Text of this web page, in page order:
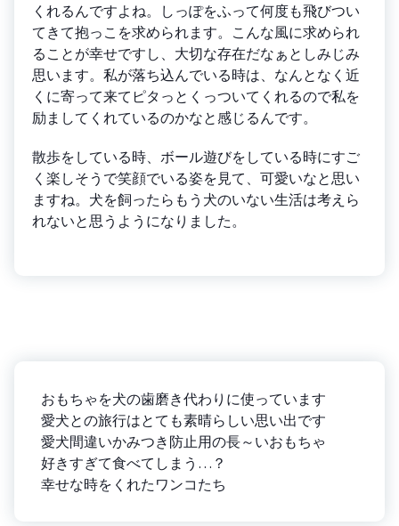
くれるんですよね。しっぽをふって何度も飛びつい
てきて抱っこを求められます。こんな風に求められ
ることが幸せですし、大切な存在だなぁとしみじみ
思います。私が落ち込んでいる時は、なんとなく近
くに寄って来てピタっとくっついてくれるので私を
励ましてくれているのかなと感じるんです。
散歩をしている時、ボール遊びをしている時にすご
く楽しそうで笑顔でいる姿を見て、可愛いなと思い
ますね。犬を飼ったらもう犬のいない生活は考えら
れないと思うようになりました。
おもちゃを犬の歯磨き代わりに使っています
愛犬との旅行はとても素晴らしい思い出です
愛犬間違いかみつき防止用の長～いおもちゃ
好きすぎて食べてしまう…？
幸せな時をくれたワンコたち